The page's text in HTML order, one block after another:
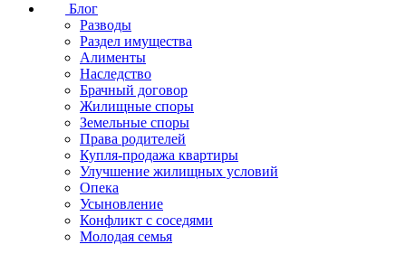
Блог
Разводы
Раздел имущества
Алименты
Наследство
Брачный договор
Жилищные споры
Земельные споры
Права родителей
Купля-продажа квартиры
Улучшение жилищных условий
Опека
Усыновление
Конфликт с соседями
Молодая семья